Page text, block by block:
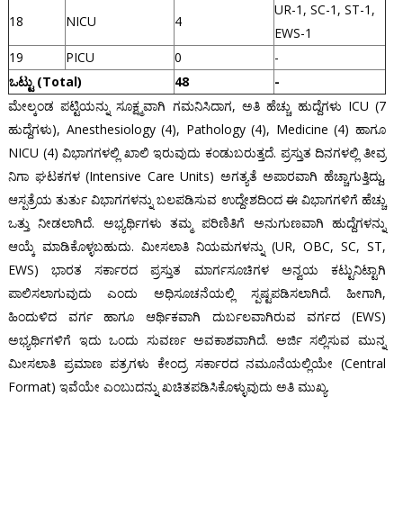
18 NICU 4
UR-1, SC-1, ST-1,
EWS-1
19
PICU 0
-
ಒಟ್ಟು (Total)
48
-
ಮೇಲ್ಕಂಡ ಪಟ್ಟಿಯನ್ನು ಸೂಕ್ಷ್ಮವಾಗಿ ಗಮನಿಸಿದಾಗ, ಅತಿ ಹೆಚ್ಚು ಹುದ್ದೆಗಳು ICU (7
ಹುದ್ದೆಗಳು), Anesthesiology (4), Pathology (4), Medicine (4) ಹಾಗೂ
NICU (4) ವಿಭಾಗಗಳಲ್ಲಿ ಖಾಲಿ ಇರುವುದು ಕಂಡುಬರುತ್ತದೆ. ಪ್ರಸ್ತುತ ದಿನಗಳಲ್ಲಿ ತೀವ್ರ
ನಿಗಾ ಘಟಕಗಳ (Intensive Care Units) ಅಗತ್ಯತೆ ಅಪಾರವಾಗಿ ಹೆಚ್ಚಾಗುತ್ತಿದ್ದು,
ಆಸ್ಪತ್ರೆಯ ತುರ್ತು ವಿಭಾಗಗಳನ್ನು ಬಲಪಡಿಸುವ ಉದ್ದೇಶದಿಂದ ಈ ವಿಭಾಗಗಳಿಗೆ ಹೆಚ್ಚು
ಒತ್ತು ನೀಡಲಾಗಿದೆ. ಅಭ್ಯರ್ಥಿಗಳು ತಮ್ಮ ಪರಿಣಿತಿಗೆ ಅನುಗುಣವಾಗಿ ಹುದ್ದೆಗಳನ್ನು
ಆಯ್ಕೆ ಮಾಡಿಕೊಳ್ಳಬಹುದು. ಮೀಸಲಾತಿ ನಿಯಮಗಳನ್ನು (UR, OBC, SC, ST,
EWS) ಭಾರತ ಸರ್ಕಾರದ ಪ್ರಸ್ತುತ ಮಾರ್ಗಸೂಚಿಗಳ ಅನ್ವಯ ಕಟ್ಟುನಿಟ್ಟಾಗಿ
ಪಾಲಿಸಲಾಗುವುದು ಎಂದು ಅಧಿಸೂಚನೆಯಲ್ಲಿ ಸ್ಪಷ್ಟಪಡಿಸಲಾಗಿದೆ. ಹೀಗಾಗಿ,
ಹಿಂದುಳಿದ ವರ್ಗ ಹಾಗೂ ಆರ್ಥಿಕವಾಗಿ ದುರ್ಬಲವಾಗಿರುವ ವರ್ಗದ (EWS)
ಅಭ್ಯರ್ಥಿಗಳಿಗೆ ಇದು ಒಂದು ಸುವರ್ಣ ಅವಕಾಶವಾಗಿದೆ. ಅರ್ಜಿ ಸಲ್ಲಿಸುವ ಮುನ್ನ
ಮೀಸಲಾತಿ ಪ್ರಮಾಣ ಪತ್ರಗಳು ಕೇಂದ್ರ ಸರ್ಕಾರದ ನಮೂನೆಯಲ್ಲಿಯೇ (Central
Format) ಇವೆಯೇ ಎಂಬುದನ್ನು ಖಚಿತಪಡಿಸಿಕೊಳ್ಳುವುದು ಅತಿ ಮುಖ್ಯ.